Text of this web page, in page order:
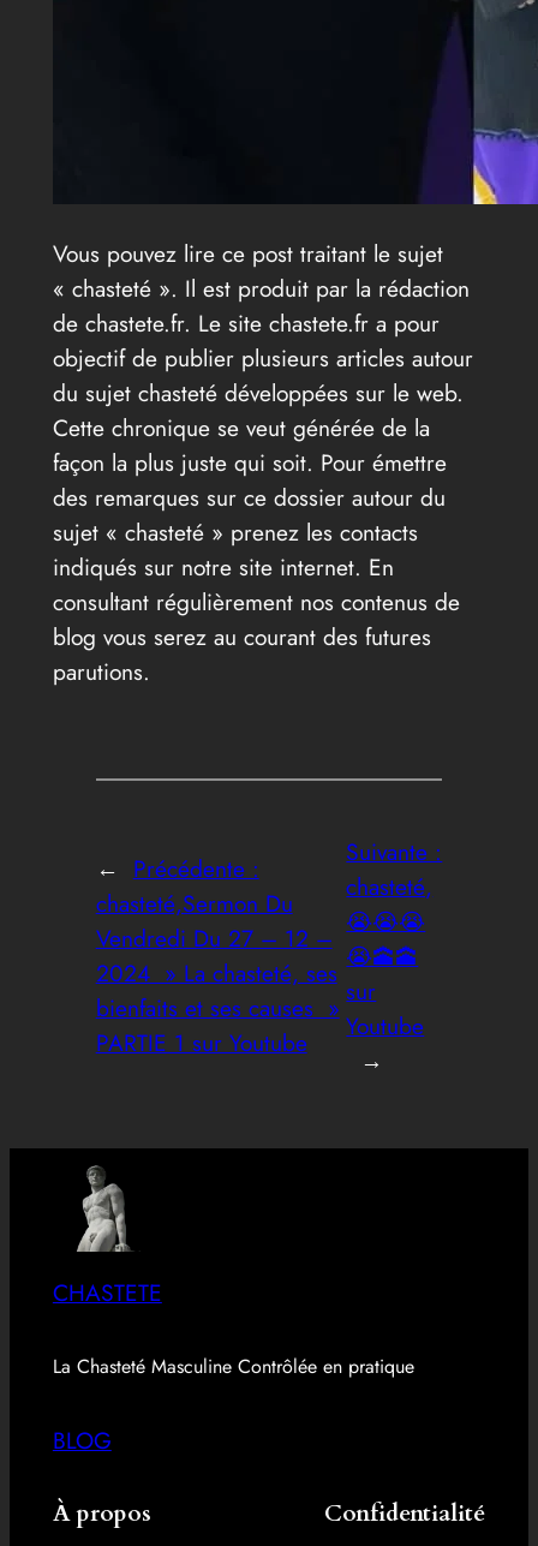
Vous pouvez lire ce post traitant le sujet
« chasteté ». Il est produit par la rédaction
de chastete.fr. Le site chastete.fr a pour
objectif de publier plusieurs articles autour
du sujet chasteté développées sur le web.
Cette chronique se veut générée de la
façon la plus juste qui soit. Pour émettre
des remarques sur ce dossier autour du
sujet « chasteté » prenez les contacts
indiqués sur notre site internet. En
consultant régulièrement nos contenus de
blog vous serez au courant des futures
parutions.
← Précédente :
chasteté,Sermon Du
Vendredi Du 27 – 12 –
2024 » La chasteté, ses
bienfaits et ses causes »
PARTIE 1 sur Youtube
Suivante :
chasteté,
😭😭😭
😭🕋🕋
sur
Youtube
→
CHASTETE
La Chasteté Masculine Contrôlée en pratique
BLOG
À propos Confidentialité